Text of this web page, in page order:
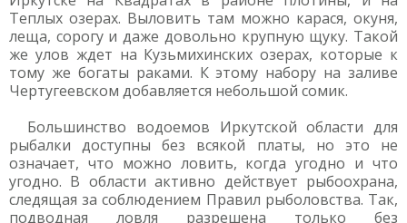
Теплых озерах. Выловить там можно карася, окуня,
леща, сорогу и даже довольно крупную щуку. Такой
же улов ждет на Кузьмихинских озерах, которые к
тому же богаты раками. К этому набору на заливе
Чертугеевском добавляется небольшой сомик.
Большинство водоемов Иркутской области для
рыбалки доступны без всякой платы, но это не
означает, что можно ловить, когда угодно и что
угодно. В области активно действует рыбоохрана,
следящая за соблюдением Правил рыболовства. Так,
подводная ловля разрешена только без